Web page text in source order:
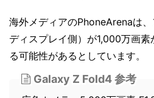
海外メディアのPhoneArenaは
ディスプレイ側）が1,000万画
る可能性があるとしています。
Galaxy Z Fold4 参考